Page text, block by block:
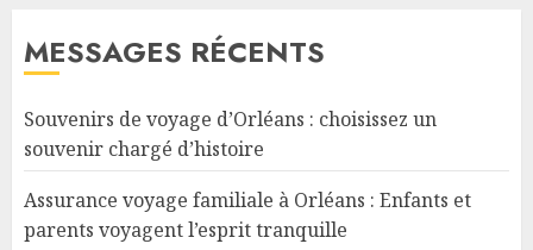
MESSAGES RÉCENTS
Souvenirs de voyage d’Orléans : choisissez un
souvenir chargé d’histoire
Assurance voyage familiale à Orléans : Enfants et
parents voyagent l’esprit tranquille